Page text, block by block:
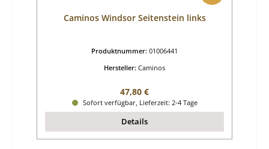
Caminos Windsor Seitenstein links
Produktnummer: 01006441
Hersteller: Caminos
Regulärer Preis:
47,80 €
Sofort verfügbar, Lieferzeit: 2-4 Tage
Details